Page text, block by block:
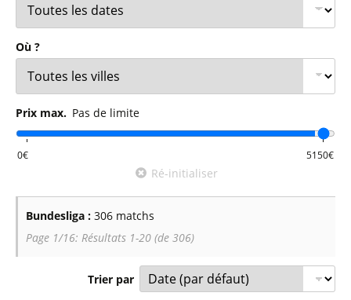
n'a rien pu faire contre le
, qui a récupéré
son trophée. Le Bayern devra livrer également bataille avec
leBorussia Dortmund
d'Allemagne. D'autres clubs comme l'
Eintracht Frankfurt
brillant troisième la saison passée,LeipzigetStuttgart
voudront sans doute se mêler à la lutte pour les places
qualificatives à la Ligue des Champions.
D'autres clubs auront à coeur de montrer le meilleur d'eux-
Ce sera sans doute le cas d'
Werder de Brême
. La lutte pour le maintien elle aussi
risque d'être disputée entreMönchengladbach,Union
Fribourg,Augsburg,FSV Mayence,
Où ?
Prix max. Pas de limite
Ré-initialiser
Bundesliga : 306 matchs
Page 1/16: Résultats 1-20 (de 306)
Trier par